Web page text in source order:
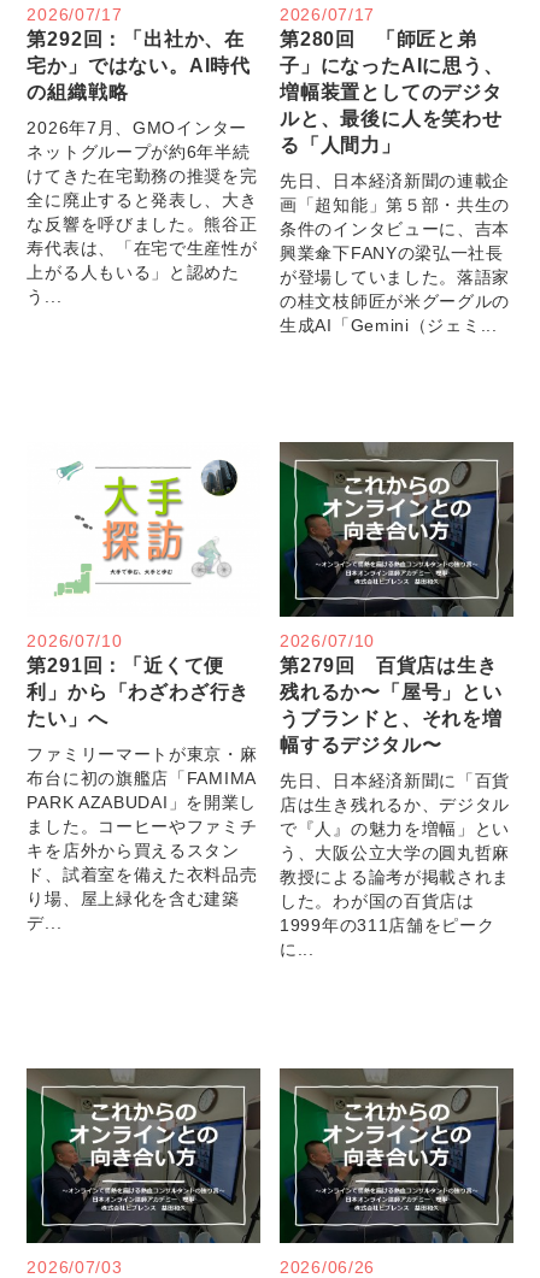
2026/07/17
第292回：「出社か、在
宅か」ではない。AI時代
の組織戦略
2026年7月、GMOインター
ネットグループが約6年半続
けてきた在宅勤務の推奨を完
全に廃止すると発表し、大き
な反響を呼びました。熊谷正
寿代表は、「在宅で生産性が
上がる人もいる」と認めた
う...
2026/07/17
第280回 「師匠と弟
子」になったAIに思う、
増幅装置としてのデジタ
ルと、最後に人を笑わせ
る「人間力」
先日、日本経済新聞の連載企
画「超知能」第５部・共生の
条件のインタビューに、吉本
興業傘下FANYの梁弘一社長
が登場していました。落語家
の桂文枝師匠が米グーグルの
生成AI「Gemini（ジェミ...
2026/07/10
第291回：「近くて便
利」から「わざわざ行き
たい」へ
ファミリーマートが東京・麻
布台に初の旗艦店「FAMIMA
PARK AZABUDAI」を開業し
ました。コーヒーやファミチ
キを店外から買えるスタン
ド、試着室を備えた衣料品売
り場、屋上緑化を含む建築
デ...
2026/07/10
第279回 百貨店は生き
残れるか〜「屋号」とい
うブランドと、それを増
幅するデジタル〜
先日、日本経済新聞に「百貨
店は生き残れるか、デジタル
で『人』の魅力を増幅」とい
う、大阪公立大学の圓丸哲麻
教授による論考が掲載されま
した。わが国の百貨店は
1999年の311店舗をピーク
に...
2026/07/03 2026/06/26